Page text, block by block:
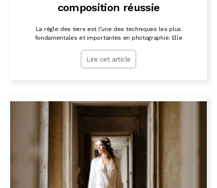
composition réussie
La règle des tiers est l’une des techniques les plus
fondamentales et importantes en photographie. Elle
Lire cet article